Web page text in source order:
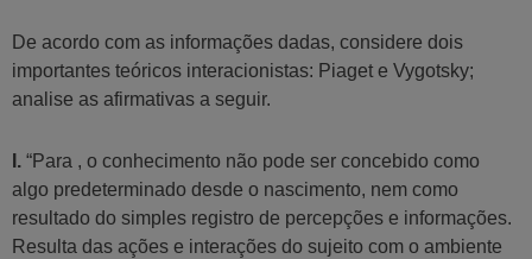
De acordo com as informações dadas, considere dois
importantes teóricos interacionistas: Piaget e Vygotsky;
analise as afirmativas a seguir.
I. “Para , o conhecimento não pode ser concebido como
algo predeterminado desde o nascimento, nem como
resultado do simples registro de percepções e informações.
Resulta das ações e interações do sujeito com o ambiente